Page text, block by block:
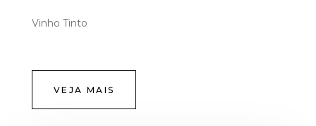
Vinho Tinto
VEJA MAIS